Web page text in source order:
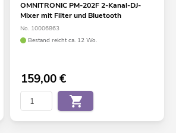
OMNITRONIC PM-202F 2-Kanal-DJ-
Mixer mit Filter und Bluetooth
No. 10006863
Bestand reicht ca. 12 Wo.
159,00€